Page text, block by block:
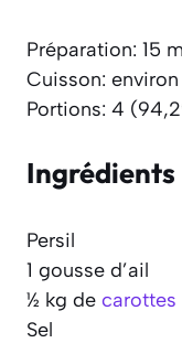
Préparation: 15
Cuisson:
Portions: 4
Ingrédients
Persil
1 gousse d’ail
½ kg de carottes
Sel